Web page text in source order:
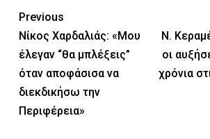
Previous
Νίκος Χαρδαλιάς: «Μου
έλεγαν “θα μπλέξεις”
όταν αποφάσισα να
διεκδικήσω την
Περιφέρεια»
Ν.
οι
χρόνια